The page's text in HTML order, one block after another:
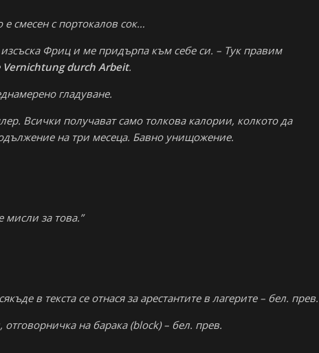
смесен с портокалов сок…
Фриц и ме придърпа към себе си. – Тук правим
Vernichtung durch Arbeit.
гладуване.
Всички получават само толкова калории, колкото да
на три месеца. Бавно унищожение.
мисли за това.”
в текста се отнася за арестантите в лагерите – бел. прев.
на барака (block) – бел. прев.